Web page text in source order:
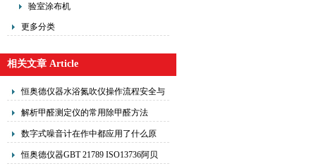
验室涂布机
更多分类
相关文章 Article
恒奥德仪器水浴氮吹仪操作流程安全与
注意事项
解析甲醛测定仪的常用除甲醛方法
数字式噪音计在作中都应用了什么原
理？
恒奥德仪器GBT 21789 ISO13736阿贝